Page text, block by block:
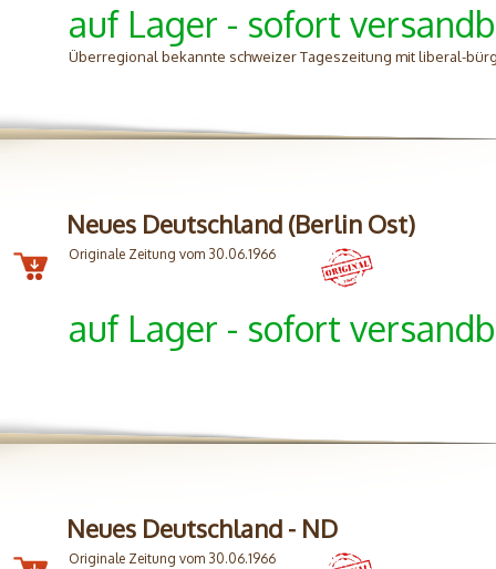
auf Lager - sofort
Überregional bekannte schweizer Tageszeitung mit liberal-
Neues Deutschland (Berlin Ost)
Originale Zeitung vom 30.06.1966
auf Lager - sofort
Neues Deutschland - ND
Originale Zeitung vom 30.06.1966